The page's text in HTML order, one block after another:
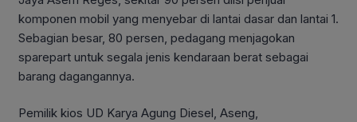
komponen mobil yang menyebar di lantai dasar dan lantai 1.
Sebagian besar, 80 persen, pedagang menjagokan
sparepart untuk segala jenis kendaraan berat sebagai
barang dagangannya.
Pemilik kios UD Karya Agung Diesel, Aseng,